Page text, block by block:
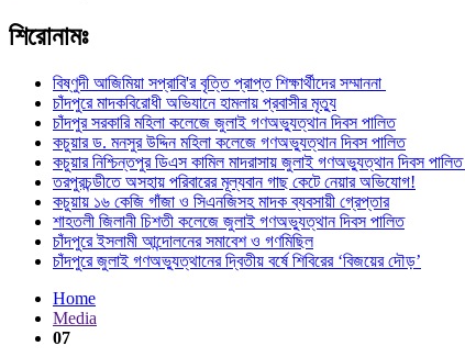
শিরোনামঃ
বিষ্ণুদী আজিমিয়া সপ্রাবি'র বৃত্তি প্রাপ্ত শিক্ষার্থীদের সম্মাননা
চাঁদপুরে মাদকবিরোধী অভিযানে হামলায় প্রবাসীর মৃত্যু
চাঁদপুর সরকারি মহিলা কলেজে জুলাই গণঅভ্যুত্থান দিবস পালিত
কচুয়ার ড. মনসুর উদ্দিন মহিলা কলেজে গণঅভ্যুত্থান দিবস পালিত
কচুয়ার নিশ্চিন্তপুর ডিএস কামিল মাদরাসায় জুলাই গণঅভ্যুত্থান দিবস পালিত
তরপুরচন্ডীতে অসহায় পরিবারের মূল্যবান গাছ কেটে নেয়ার অভিযোগ!
কচুয়ায় ১৬ কেজি গাঁজা ও সিএনজিসহ মাদক ব্যবসায়ী গ্রেপ্তার
শাহতলী জিলানী চিশতী কলেজে জুলাই গণঅভ্যুত্থান দিবস পালিত
চাঁদপুরে ইসলামী আন্দোলনের সমাবেশ ও গণমিছিল
চাঁদপুরে জুলাই গণঅভ্যুত্থানের দ্বিতীয় বর্ষে শিবিরের ‘বিজয়ের দৌড়’
Home
Media
07